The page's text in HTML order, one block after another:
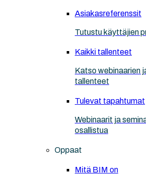
Asiakasreferenssit
Tutustu käyttäjien
Kaikki tallenteet
Katso webinaarien
tallenteet
Tulevat tapahtumat
Webinaarit ja
osallistua
Oppaat
Mitä BIM on